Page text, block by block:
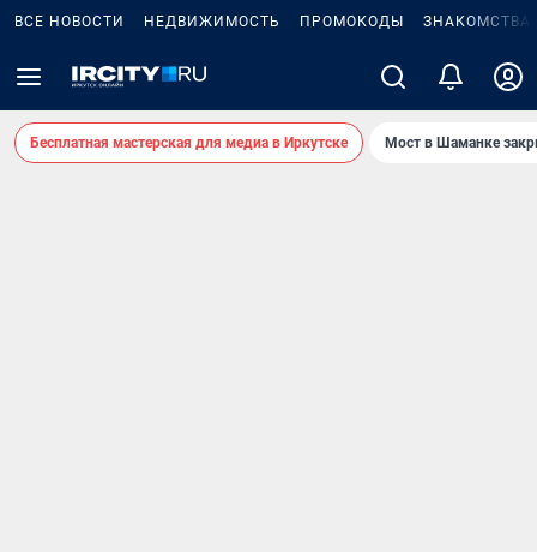
ВСЕ НОВОСТИ НЕДВИЖИМОСТЬ ПРОМОКОДЫ ЗНАКОМСТВА
Бесплатная мастерская для медиа в Иркутске Мост в Шаманке